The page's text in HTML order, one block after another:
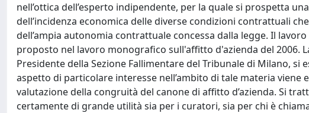
nell’ottica dell’esperto indipendente, per la quale si prospetta
dell’incidenza economica delle diverse condizioni contrattuali
dell’ampia autonomia contrattuale concessa dalla legge. Il
proposto nel lavoro monografico sull'affitto d'azienda del 2006.
Presidente della Sezione Fallimentare del Tribunale di Milano,
aspetto di particolare interesse nell’ambito di tale materia viene
valutazione della congruità del canone di affitto d’azienda. Si
certamente di grande utilità sia per i curatori, sia per chi è